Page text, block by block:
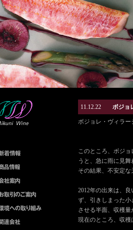
11.12.22 ボジョ
ボジョレ・ヴィラ
このところ、ボジ
うと、急に雨に見
その結果、不安定な
2012年の出来は、
ず、引きしまった
させる半面、収穫量
現在のところ、収穫